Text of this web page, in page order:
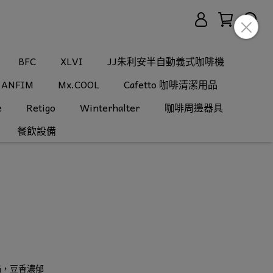
BFC XLVI
JJ朱利安半自動義式咖啡機
ANFIM
Mx.COOL
Cafetto 咖啡清潔用品
Retigo Winterhalter
咖啡周邊器具
餐飲設備
豆香濃郁